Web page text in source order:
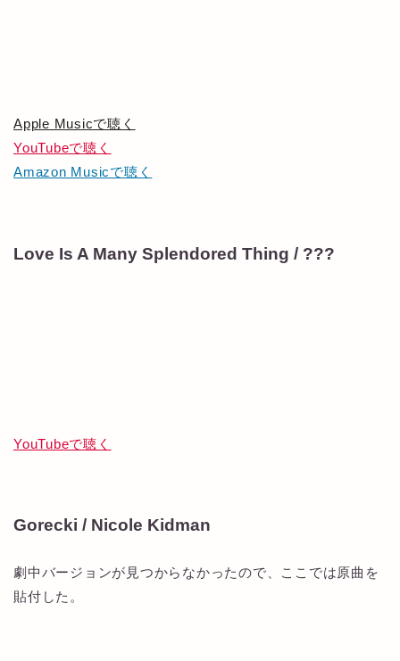
Apple Musicで聴く
YouTubeで聴く
Amazon Musicで聴く
Love Is A Many Splendored Thing / ???
YouTubeで聴く
Gorecki / Nicole Kidman
劇中バージョンが見つからなかったので、ここでは原曲を
貼付した。